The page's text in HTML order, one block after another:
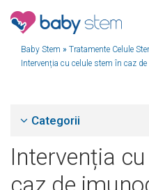
Baby Stem » Tratamente Celule
Intervenția cu celule stem în caz
Categorii
Intervenția